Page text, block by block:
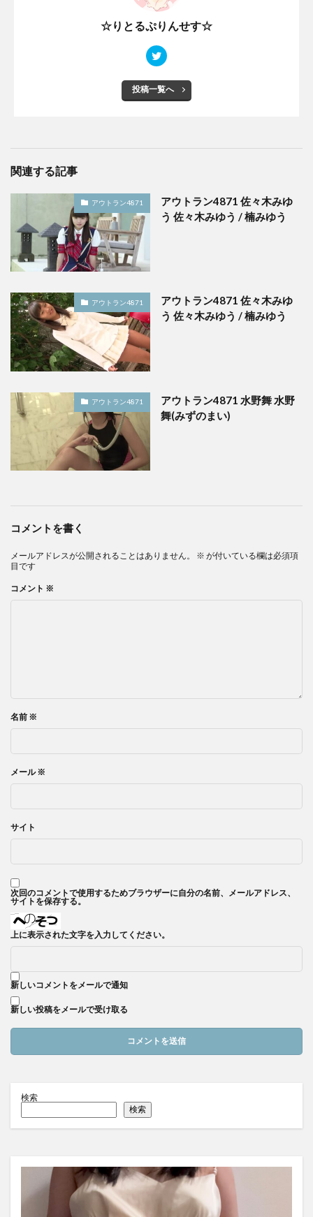
☆りとるぷりんせす☆
投稿一覧へ
関連する記事
アウトラン4871
アウトラン4871 佐々木みゆ
う 佐々木みゆう / 楠みゆう
アウトラン4871
アウトラン4871 佐々木みゆ
う 佐々木みゆう / 楠みゆう
アウトラン4871
アウトラン4871 水野舞 水野
舞(みずのまい)
コメントを書く
メールアドレスが公開されることはありません。 ※ が付いている欄は必須項
目です
コメント ※
名前 ※
メール※
サイト
次回のコメントで使用するためブラウザーに自分の名前、メールアドレス、
サイトを保存する。
上に表示された文字を入力してください。
新しいコメントをメールで通知
新しい投稿をメールで受け取る
検索
検索